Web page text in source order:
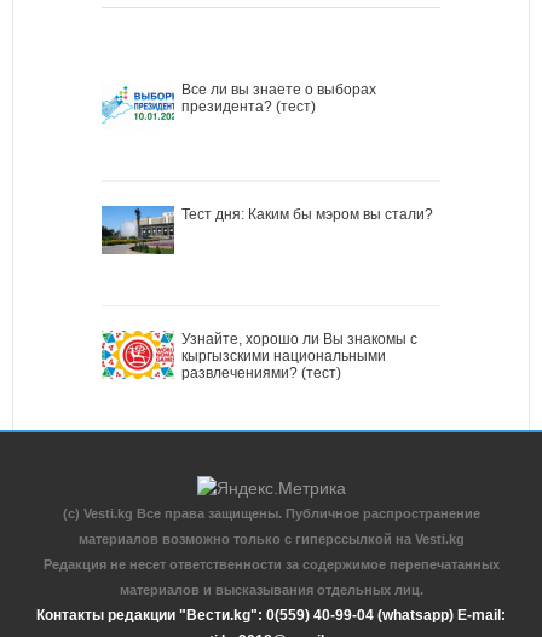
Все ли вы знаете о выборах
президента? (тест)
Тест дня: Каким бы мэром вы стали?
Узнайте, хорошо ли Вы знакомы с
кыргызскими национальными
развлечениями? (тест)
(c) Vesti.kg Все права защищены. Публичное распространение
материалов возможно только с гиперссылкой на Vesti.kg
Редакция не несет ответственности за содержимое перепечатанных
материалов и высказывания отдельных лиц.
Контакты редакции "Вести.kg": 0(559) 40-99-04 (whatsapp) E-mail: